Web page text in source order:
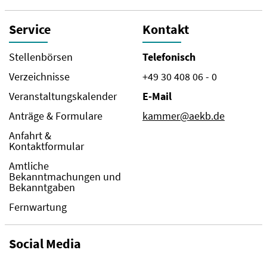
Service
Stellenbörsen
Verzeichnisse
Veranstaltungskalender
Anträge & Formulare
Anfahrt &
Kontaktformular
Amtliche
Bekanntmachungen und
Bekanntgaben
Fernwartung
Kontakt
Telefonisch
+49 30 408 06 - 0
E-Mail
kammer@aekb.de
Social Media